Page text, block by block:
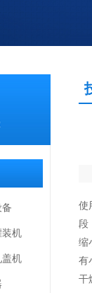
装机
盖机
使
段
缩
有
干